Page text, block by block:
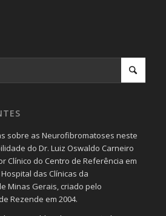
sobre as Neurofibromatoses neste
do Dr. Luiz Oswaldo Carneiro
Clínico do Centro de Referência em
das Clínicas da
Minas Gerais, criado pelo
Rezende em 2004.